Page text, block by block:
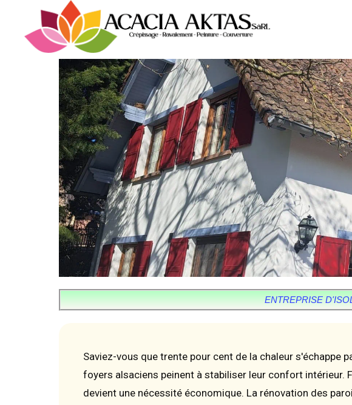
ENTREPRISE
Saviez-vous que trente pour cent de la chaleur
foyers alsaciens peinent à stabiliser leur confort intérieur.
devient une nécessité économique. La rénovation des